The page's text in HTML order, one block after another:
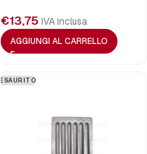
€13,75 IVA inclusa
AGGIUNGI AL CARRELLO
ESAURITO